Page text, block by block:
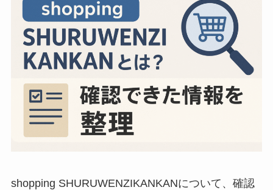
shopping SHURUWENZIKANKANについて、確認